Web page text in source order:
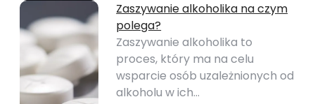
Zaszywanie alkoholika na czym
polega?
Zaszywanie alkoholika to
proces, który ma na celu
wsparcie osób uzależnionych od
alkoholu w ich…